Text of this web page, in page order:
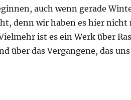
auch wenn gerade
denn wir haben es hier nicht
ist es ein Werk über
über das Vergangene, das